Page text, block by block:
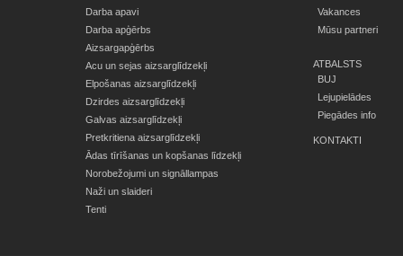
Darba apavi
Darba apģērbs
Aizsargapģērbs
Acu un sejas aizsarglīdzekļi
Elpošanas aizsarglīdzekļi
Dzirdes aizsarglīdzekļi
Galvas aizsarglīdzekļi
Pretkritiena aizsarglīdzekļi
Ādas tīrīšanas un kopšanas līdzekļi
Norobežojumi un signāllampas
Naži un slaideri
Tenti
Vakances
Mūsu partneri
ATBALSTS
BUJ
Lejupielādes
Piegādes info
KONTAKTI